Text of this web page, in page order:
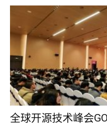
全球开源技术峰会